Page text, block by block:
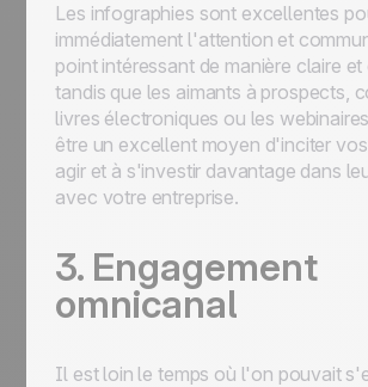
Les infographies sont excellentes
immédiatement l'attention et
point intéressant de manière claire
tandis que les aimants à prospects,
livres électroniques ou les
être un excellent moyen d'inciter
agir et à s'investir davantage dans
avec votre entreprise.
3. Engagement
omnicanal
Il est loin le temps où l'on pouvait